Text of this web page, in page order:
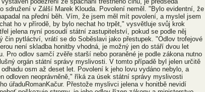
sdružení v Zálší Marek Klouda. Povolení neměl. "Bylo evidentní, že
na přední běh. Vím, že jsem měl mít povolení, a myslel jsem
ho v přírodě, by bylo nechat ho trpět," vysvětluje svůj krok
jelena nyní posoudí státní zastupitelství, pokud se podle něj
čin pytláctví, vrátí se do Soběslavi jako přestupek. "Odlov trofejové
není skladba honitby vhodná, je možný jen do stáří dvou let
Pro odlov samčí zvěře starší nebo poraněné je podle zákona nutno
orgán státní správy myslivosti. V tomto případě byl jelen určitě
osm až deset let. Povolení k jeho lovu vydáno nebylo, a
odloven neoprávněně," říká za úsek státní správy myslivosti
úřaduRomanKačur. Přestože myslivci jelena v honitbě nevidí